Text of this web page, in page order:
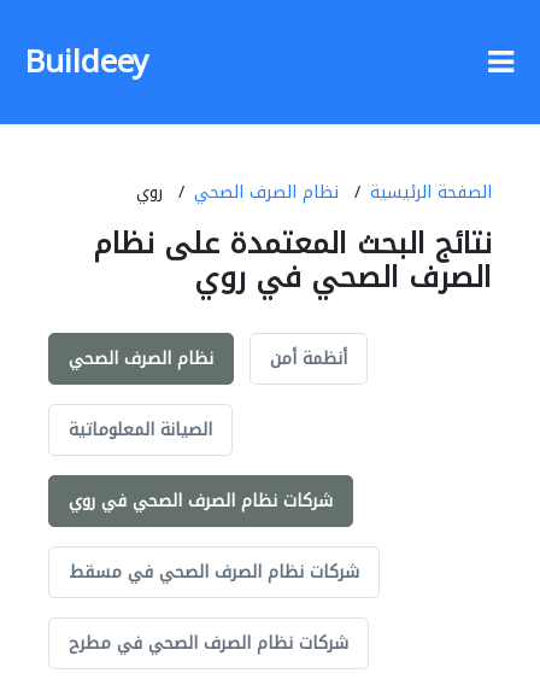
Buildeey
الصفحة الرئيسية نظام الصرف الصحي روي
نتائج البحث المعتمدة على نظام
الصرف الصحي في روي
نظام الصرف الصحي أنظمة أمن
الصيانة المعلوماتية
شركات نظام الصرف الصحي في روي
شركات نظام الصرف الصحي في مسقط
شركات نظام الصرف الصحي في مطرح